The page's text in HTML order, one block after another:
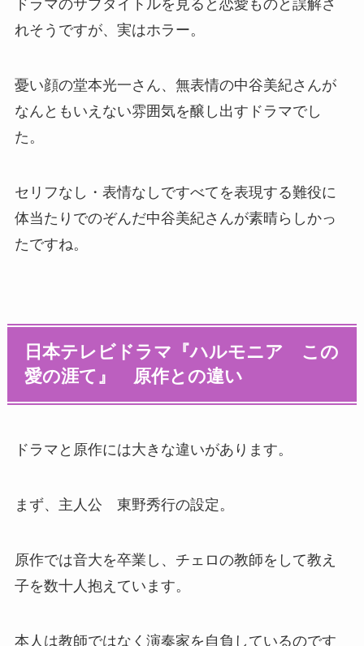
ドラマのサブタイトルを見ると恋愛ものと誤解さ
れそうですが、実はホラー。
憂い顔の堂本光一さん、無表情の中谷美紀さんが
なんともいえない雰囲気を醸し出すドラマでし
た。
セリフなし・表情なしですべてを表現する難役に
体当たりでのぞんだ中谷美紀さんが素晴らしかっ
たですね。
日本テレビドラマ『ハルモニア この
愛の涯て』 原作との違い
ドラマと原作には大きな違いがあります。
まず、主人公 東野秀行の設定。
原作では音大を卒業し、チェロの教師をして教え
子を数十人抱えています。
本人は教師ではなく演奏家を自負しているのです